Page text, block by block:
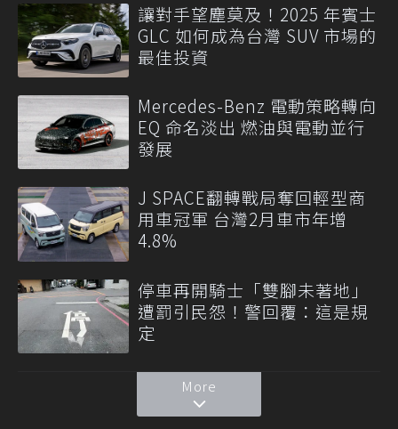
讓對手望塵莫及！2025 年賓士
GLC 如何成為台灣 SUV 市場的
最佳投資
Mercedes-Benz 電動策略轉向
EQ 命名淡出 燃油與電動並行
發展
J SPACE翻轉戰局奪回輕型商
用車冠軍 台灣2月車市年增
4.8%
停車再開騎士「雙腳未著地」
遭罰引民怨！警回覆：這是規
定
More